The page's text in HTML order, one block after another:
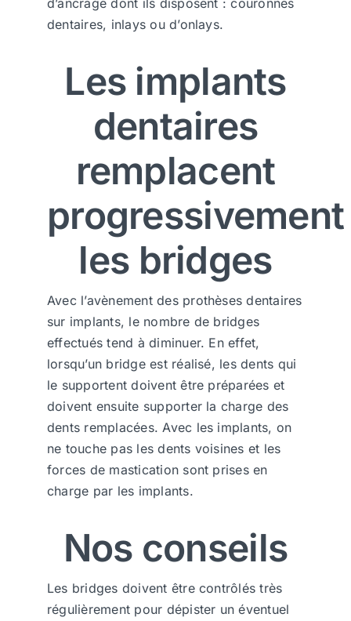
dentaires, inlays ou d’onlays.
Les implants
dentaires
remplacent
progressivement
les bridges
Avec l’avènement des prothèses dentaires
sur implants, le nombre de bridges
effectués tend à diminuer. En effet,
lorsqu’un bridge est réalisé, les dents qui
le supportent doivent être préparées et
doivent ensuite supporter la charge des
dents remplacées. Avec les implants, on
ne touche pas les dents voisines et les
forces de mastication sont prises en
charge par les implants.
Nos conseils
Les bridges doivent être contrôlés très
régulièrement pour dépister un éventuel